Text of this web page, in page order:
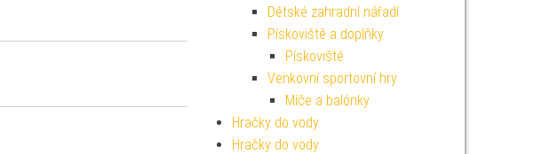
Dětské zahradní nářadí
Pískoviště a doplňky
Pískoviště
Venkovní sportovní hry
Míče a balónky
Hračky do vody
Hračky do vody